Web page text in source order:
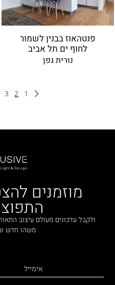
פנטהאוז בבנין לשמור
לחוף ים תל אביב
נורית גפן
1
2
3
מוזמנים
ולקבל עדכונים מעולם עיצוב
משהו חדש